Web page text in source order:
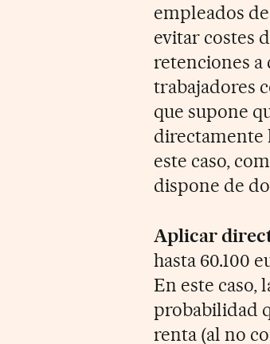
empleados
evitar costes
retenciones a
trabajadores
que supone
directamente
este caso,
dispone de
Aplicar
hasta 60.100
En este caso,
probabilidad
renta (al no